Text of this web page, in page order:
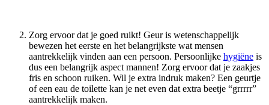
Zorg ervoor dat je goed ruikt! Geur is wetenschappelijk
bewezen het eerste en het belangrijkste wat mensen
aantrekkelijk vinden aan een persoon. Persoonlijke hygiëne is
dus een belangrijk aspect mannen! Zorg ervoor dat je zaakjes
fris en schoon ruiken. Wil je extra indruk maken? Een geurtje
of een eau de toilette kan je net even dat extra beetje “grrrrr”
aantrekkelijk maken.